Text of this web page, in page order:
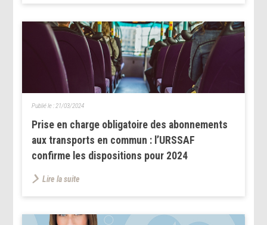
Prise en charge obligatoire des abonnements
aux transports en commun : l’URSSAF
confirme les dispositions pour 2024
Publié le : 21/03/2024
Lire la suite